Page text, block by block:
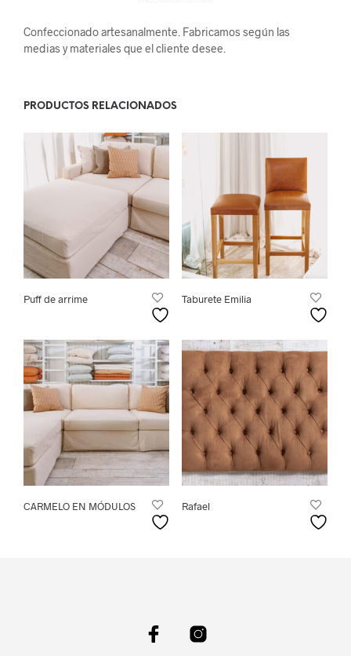
Confeccionado artesanalmente. Fabricamos según las
medias y materiales que el cliente desee.
PRODUCTOS RELACIONADOS
Puff de arrime Taburete Emilia
CARMELO EN MÓDULOS Rafael